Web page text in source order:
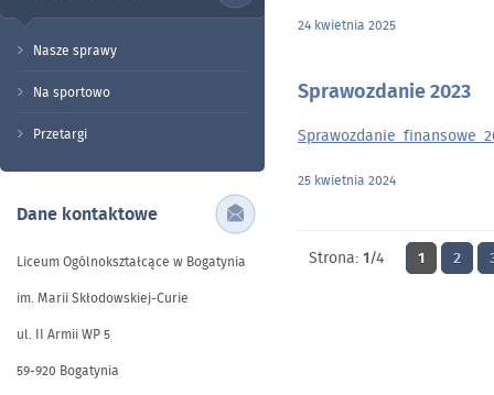
Nasze sprawy
Na sportowo
Przetargi
Dane kontaktowe
Liceum Ogólnokształcące w Bogatynia
im. Marii Skłodowskiej-Curie
ul. II Armii WP 5
59-920 Bogatynia
24 kwietnia 2025
Sprawozdanie 2023
25 kwietnia 2024
Strona: 1/4 1 2